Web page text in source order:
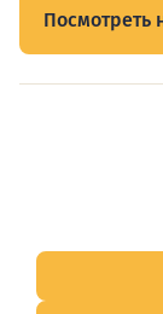
Посмотреть